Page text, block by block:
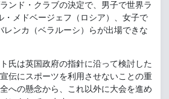
ンド・クラブの決定で、男子で世界ラ
・メドベージェフ（ロシア）、女子で
レンカ（ベラルーシ）らが出場できな
氏は英国政府の指針に沿って検討した
伝にスポーツを利用させないことの重
への懸念から、これ以外に大会を進め